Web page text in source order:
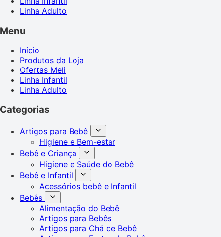
Linha Adulto
Menu
Início
Produtos da Loja
Ofertas Meli
Linha Infantil
Linha Adulto
Categorias
Artigos para Bebê
Higiene e Bem-estar
Bebê e Criança
Higiene e Saúde do Bebê
Bebê e Infantil
Acessórios bebê e Infantil
Bebês
Alimentação do Bebê
Artigos para Bebês
Artigos para Chá de Bebê